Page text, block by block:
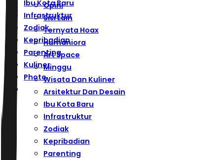
Ibu Kota Baru
Infrastruktur
Zodiak
Kepribadian
Parenting
Kuliner
Photo
Opini
Sisi Lain
Ternyata Hoax
Humaniora
Art Space
Minggu
Wisata Dan Kuliner
Arsitektur Dan Desain
Ibu Kota Baru
Infrastruktur
Zodiak
Kepribadian
Parenting